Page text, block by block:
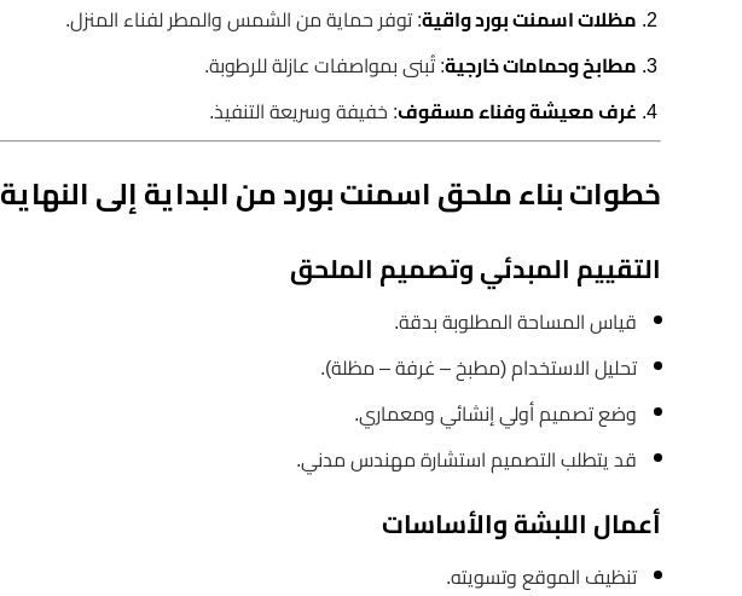
مظلات اسمنت بورد واقية: توفر حماية من الشمس والمطر لفناء المنزل.
مطابخ وحمامات خارجية: تُبنى بمواصفات عازلة للرطوبة.
غرف معيشة وفناء مسقوف: خفيفة وسريعة التنفيذ.
خطوات بناء ملحق اسمنت بورد من البداية إلى النهاية
التقييم المبدئي وتصميم الملحق
قياس المساحة المطلوبة بدقة.
تحليل الاستخدام (مطبخ – غرفة – مظلة).
وضع تصميم أولي إنشائي ومعماري.
قد يتطلب التصميم استشارة مهندس مدني.
أعمال اللبشة والأساسات
تنظيف الموقع وتسويته.